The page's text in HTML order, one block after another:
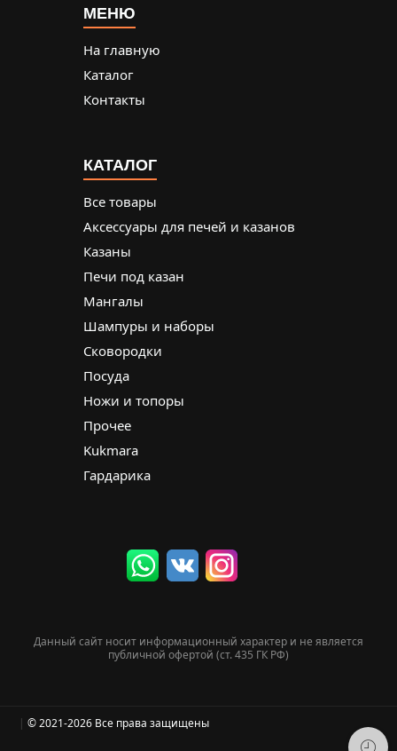
МЕНЮ
На главную
Каталог
Контакты
КАТАЛОГ
Все товары
Аксессуары для печей и казанов
Казаны
Печи под казан
Мангалы
Шампуры и наборы
Сковородки
Посуда
Ножи и топоры
Прочее
Kukmara
Гардарика
Данный сайт носит информационный характер и не является
публичной офертой (ст. 435 ГК РФ)
| © 2021-2026 Все права защищены